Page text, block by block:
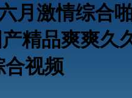
月激情综合
精品爽爽久
合视频